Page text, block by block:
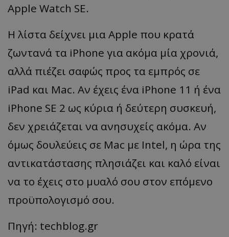
Apple Watch SE.
Η λίστα δείχνει μια Apple που κρατά
ζωντανά τα iPhone για ακόμα μία χρονιά,
αλλά πιέζει σαφώς προς τα εμπρός σε
iPad και Mac. Αν έχεις ένα iPhone 11 ή ένα
iPhone SE 2 ως κύρια ή δεύτερη συσκευή,
δεν χρειάζεται να ανησυχείς ακόμα. Αν
όμως δουλεύεις σε Mac με Intel, η ώρα της
αντικατάστασης πλησιάζει και καλό είναι
να το έχεις στο μυαλό σου στον επόμενο
προϋπολογισμό σου.
Πηγή: techblog.gr